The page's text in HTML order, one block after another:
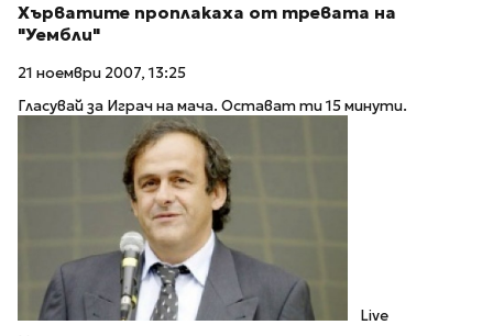
Хърватите проплакаха от тревата на
"Уембли"
21 ноември 2007, 13:25
Гласувай за Играч на мача. Остават ти 15 минути.
Live